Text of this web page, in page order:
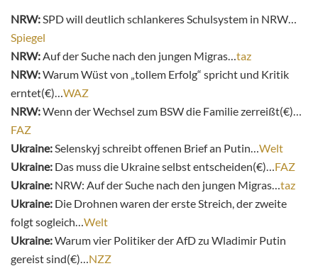
NRW: SPD will deutlich schlankeres Schulsystem in NRW…
Spiegel
NRW: Auf der Suche nach den jungen Migras… taz
NRW:Warum Wüst von „tollem Erfolg“ spricht und Kritik
erntet(€)… WAZ
NRW:Wenn der Wechsel zum BSW die Familie zerreißt(€)…
FAZ
Ukraine: Selenskyj schreibt offenen Brief an Putin… Welt
Ukraine: Das muss die Ukraine selbst entscheiden(€)… FAZ
Ukraine: NRW: Auf der Suche nach den jungen Migras… taz
Ukraine: Die Drohnen waren der erste Streich, der zweite
folgt sogleich… Welt
Ukraine:Warum vier Politiker der AfD zu Wladimir Putin
gereist sind(€)… NZZ